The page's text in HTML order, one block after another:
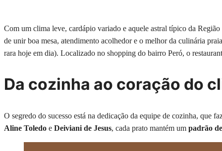
Com um clima leve, cardápio variado e aquele astral típico da
de unir boa mesa, atendimento acolhedor e o melhor da culinária
rara hoje em dia). Localizado no shopping do bairro Peró, o
Da cozinha ao coração do
O segredo do sucesso está na dedicação da equipe de cozinha, que
Aline Toledo e Deiviani de Jesus, cada prato mantém um padrão